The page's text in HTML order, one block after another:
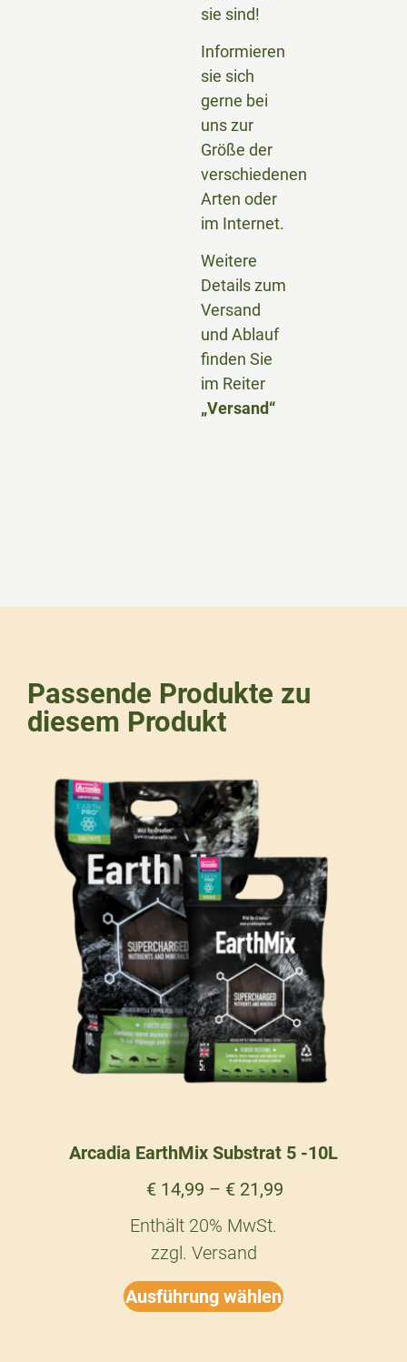
sie sind!
Informieren
sie sich
gerne bei
uns zur
Größe der
verschiedenen
Arten oder
im Internet.
Weitere
Details zum
Versand
und Ablauf
finden Sie
im Reiter
„Versand“
Passende Produkte zu
diesem Produkt
Arcadia EarthMix Substrat 5 -10L
€ 14,99 – € 21,99
Enthält 20% MwSt.
zzgl. Versand
Ausführung wählen